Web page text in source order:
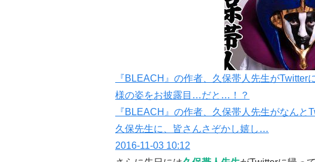
『BLEACH』の作者、久保帯人先生がTwitter
様の姿をお披露目…だと…！？
『BLEACH』の作者、久保帯人先生がなん
久保先生に、皆さんさぞかし嬉し…
2016-11-03 10:12